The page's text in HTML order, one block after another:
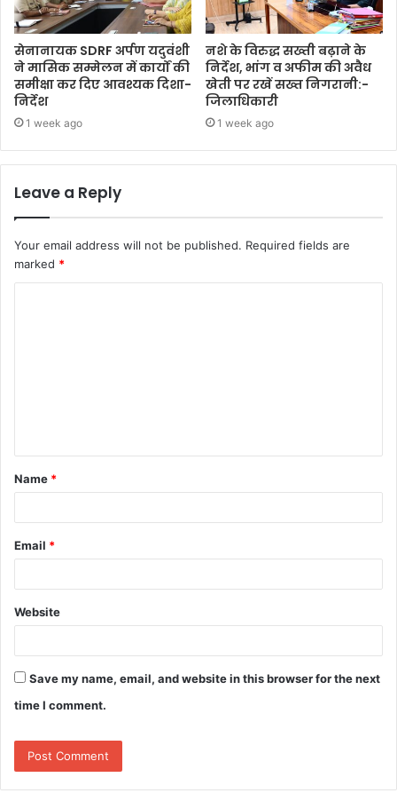
सेनानायक SDRF अर्पण यदुवंशी
ने मासिक सम्मेलन में कार्यों की
समीक्षा कर दिए आवश्यक दिशा-
निर्देश
1 week ago
नशे के विरुद्ध सख्ती बढ़ाने के
निर्देश, भांग व अफीम की अवैध
खेती पर रखें सख्त निगरानी:-
जिलाधिकारी
1 week ago
Leave a Reply
Your email address will not be published. Required fields are
marked *
t
*
Name *
Email *
Website
Save my name, email, and website in this browser for the next
time I comment.